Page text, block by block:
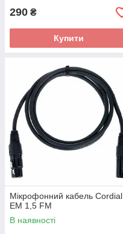
290 ₴
Купити
Мікрофонний кабель Cordial
EM 1,5 FM
В наявності